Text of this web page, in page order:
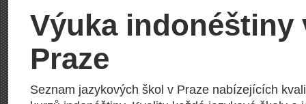
Výuka indonéštiny
Praze
Seznam jazykových škol v Praze nabízejících